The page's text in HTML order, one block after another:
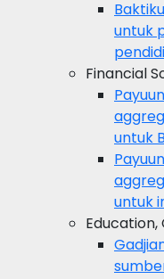
Baktiku
untuk
Financial
untuk
untuk